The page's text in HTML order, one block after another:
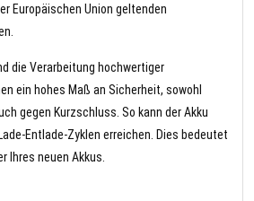
Europäischen Union geltenden
die Verarbeitung hochwertiger
ein hohes Maß an Sicherheit, sowohl
gegen Kurzschluss. So kann der Akku
Entlade-Zyklen erreichen. Dies bedeutet
Ihres neuen Akkus.